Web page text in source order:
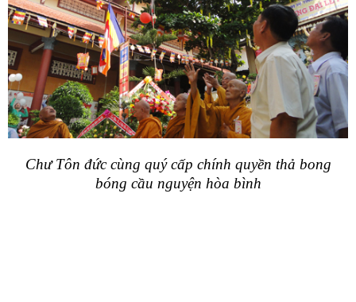
Chư Tôn đức cùng quý cấp chính quyền thả bong
bóng cầu nguyện hòa bình